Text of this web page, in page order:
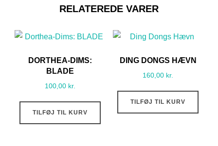
RELATEREDE VARER
DORTHEA-DIMS:
BLADE
100,00 kr.
TILFØJ TIL KURV
DING DONGS HÆVN
160,00 kr.
TILFØJ TIL KURV